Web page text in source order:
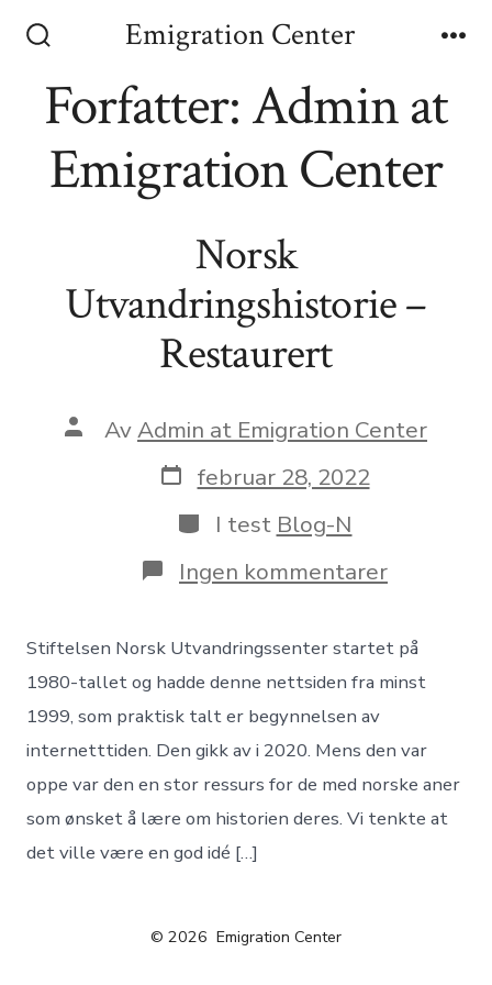
Emigration Center
Forfatter:Admin at
Emigration Center
Norsk
Utvandringshistorie –
Restaurert
AvAdmin at Emigration Center
februar 28, 2022
I test Blog-N
Ingen kommentarer
Stiftelsen Norsk Utvandringssenter startet på
1980-tallet og hadde denne nettsiden fra minst
1999, som praktisk talt er begynnelsen av
internetttiden. Den gikk av i 2020. Mens den var
oppe var den en stor ressurs for de med norske aner
som ønsket å lære om historien deres. Vi tenkte at
det ville være en god idé […]
© 2026 Emigration Center